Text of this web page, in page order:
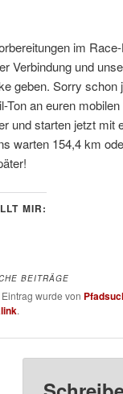
im
Verbindung und
geben. Sorry schon
Ton an euren
und starten jetzt mit
warten 154,4 km
MIR:
BEITRÄGE
wurde von
.